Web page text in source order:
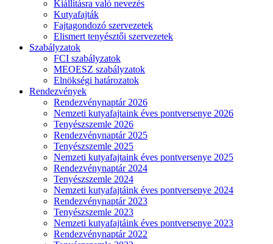
Kiállításra való nevezés
Kutyafajták
Fajtagondozó szervezetek
Elismert tenyésztői szervezetek
Szabályzatok
FCI szabályzatok
MEOESZ szabályzatok
Elnökségi határozatok
Rendezvények
Rendezvénynaptár 2026
Nemzeti kutyafajtaink éves pontversenye 2026
Tenyészszemle 2026
Rendezvénynaptár 2025
Tenyészszemle 2025
Nemzeti kutyafajtaink éves pontversenye 2025
Rendezvénynaptár 2024
Tenyészszemle 2024
Nemzeti kutyafajtáink éves pontversenye 2024
Rendezvénynaptár 2023
Tenyészszemle 2023
Nemzeti kutyafajtáink éves pontversenye 2023
Rendezvénynaptár 2022